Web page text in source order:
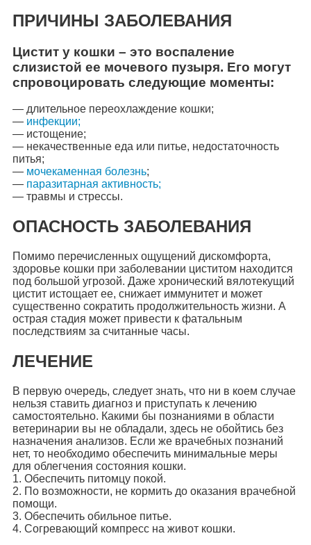
ПРИЧИНЫ ЗАБОЛЕВАНИЯ
Цистит у кошки – это воспаление
слизистой ее мочевого пузыря. Его могут
спровоцировать следующие моменты:
— длительное переохлаждение кошки;
— инфекции;
— истощение;
— некачественные еда или питье, недостаточность
питья;
— мочекаменная болезнь;
— паразитарная активность;
— травмы и стрессы.
ОПАСНОСТЬ ЗАБОЛЕВАНИЯ
Помимо перечисленных ощущений дискомфорта,
здоровье кошки при заболевании циститом находится
под большой угрозой. Даже хронический вялотекущий
цистит истощает ее, снижает иммунитет и может
существенно сократить продолжительность жизни. А
острая стадия может привести к фатальным
последствиям за считанные часы.
ЛЕЧЕНИЕ
В первую очередь, следует знать, что ни в коем случае
нельзя ставить диагноз и приступать к лечению
самостоятельно. Какими бы познаниями в области
ветеринарии вы не обладали, здесь не обойтись без
назначения анализов. Если же врачебных познаний
нет, то необходимо обеспечить минимальные меры
для облегчения состояния кошки.
1. Обеспечить питомцу покой.
2. По возможности, не кормить до оказания врачебной
помощи.
3. Обеспечить обильное питье.
4. Согревающий компресс на живот кошки.